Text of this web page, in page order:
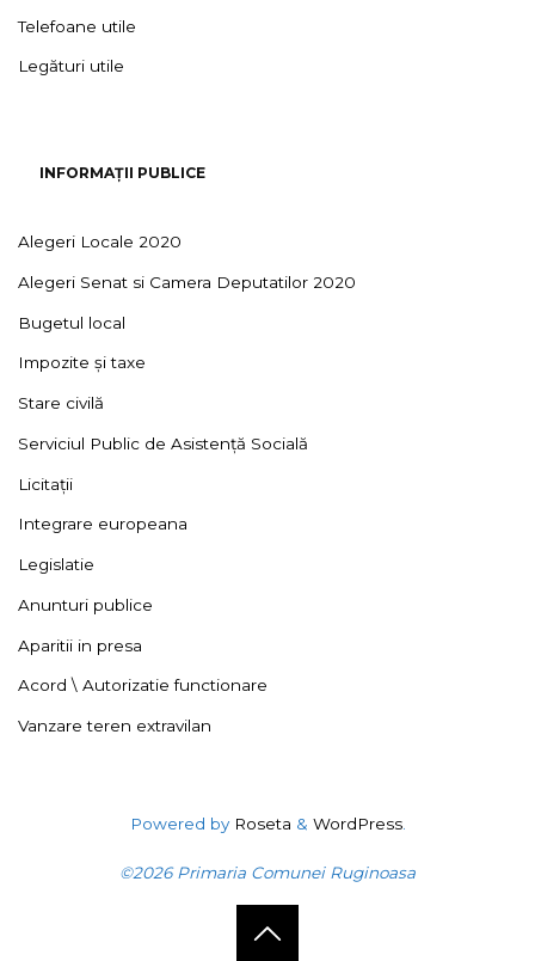
Telefoane utile
Legături utile
INFORMAȚII PUBLICE
Alegeri Locale 2020
Alegeri Senat si Camera Deputatilor 2020
Bugetul local
Impozite și taxe
Stare civilă
Serviciul Public de Asistență Socială
Licitații
Integrare europeana
Legislatie
Anunturi publice
Aparitii in presa
Acord \ Autorizatie functionare
Vanzare teren extravilan
Powered byRoseta & WordPress.
©2026 Primaria Comunei Ruginoasa